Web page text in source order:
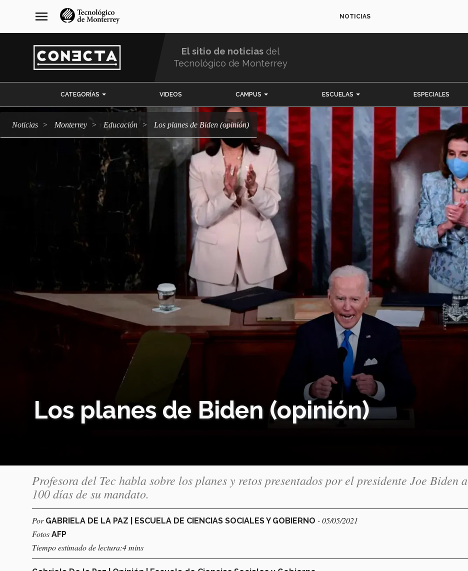
navegación
principal
menu NOTICIAS
El sitio de noticias del
Tecnológico de Monterrey
CATEGORÍAS VIDEOS CAMPUS ESCUELAS ESPECIALES
Noticias Monterrey Educación Los planes de Biden (opinión)
Los planes de Biden (opinión)
Profesora del Tec habla sobre los planes y retos presentados por el presidente Joe Biden a
100 días de su mandato.
Por GABRIELA DE LA PAZ | ESCUELA DE CIENCIAS SOCIALES Y GOBIERNO - 05/05/2021
Fotos AFP
Tiempo estimado de lectura:4 mins